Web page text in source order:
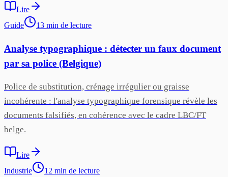
Lire
Guide
13 min de lecture
Analyse typographique : détecter un faux document
par sa police (Belgique)
Police de substitution, crénage irrégulier ou graisse
incohérente : l'analyse typographique forensique révèle les
documents falsifiés, en cohérence avec le cadre LBC/FT
belge.
Lire
Industrie
12 min de lecture